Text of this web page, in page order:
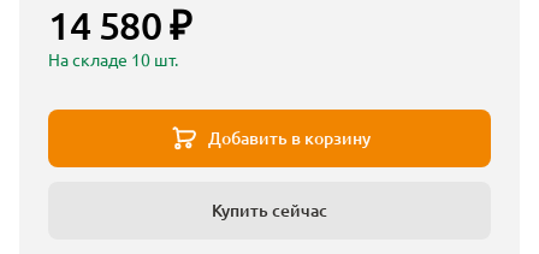
14 580 ₽
На складе 10 шт.
Добавить в корзину
Купить сейчас